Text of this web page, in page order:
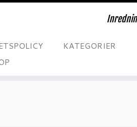
KATEGORIER